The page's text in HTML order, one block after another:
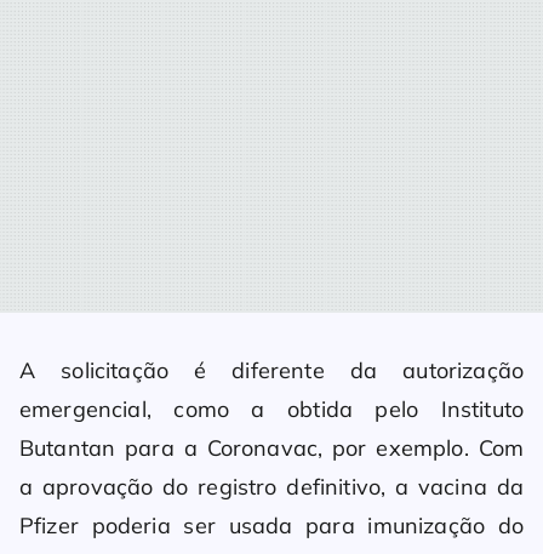
A solicitação é diferente da autorização
emergencial, como a obtida pelo Instituto
Butantan para a Coronavac, por exemplo. Com
a aprovação do registro definitivo, a vacina da
Pfizer poderia ser usada para imunização do